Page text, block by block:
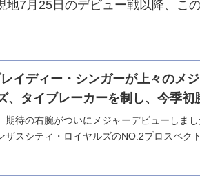
7月25日のデビュー戦以降、こ
レイディー・シンガーが上々のメ
、タイブレーカーを制し、今季初
待の右腕がついにメジャーデビューしま
スシティ・ロイヤルズのNO.2プロスペクト